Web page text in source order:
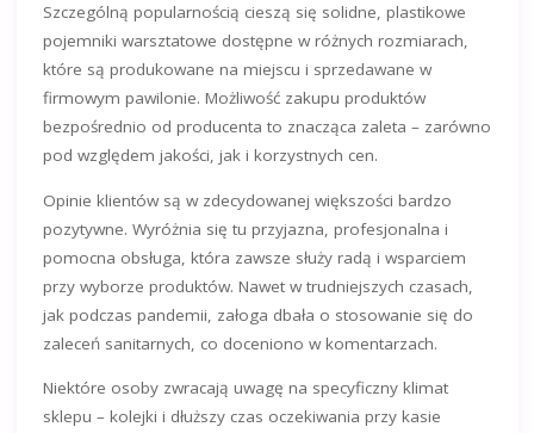
Szczególną popularnością cieszą się solidne, plastikowe
pojemniki warsztatowe dostępne w różnych rozmiarach,
które są produkowane na miejscu i sprzedawane w
firmowym pawilonie. Możliwość zakupu produktów
bezpośrednio od producenta to znacząca zaleta – zarówno
pod względem jakości, jak i korzystnych cen.
Opinie klientów są w zdecydowanej większości bardzo
pozytywne. Wyróżnia się tu przyjazna, profesjonalna i
pomocna obsługa, która zawsze służy radą i wsparciem
przy wyborze produktów. Nawet w trudniejszych czasach,
jak podczas pandemii, załoga dbała o stosowanie się do
zaleceń sanitarnych, co doceniono w komentarzach.
Niektóre osoby zwracają uwagę na specyficzny klimat
sklepu – kolejki i dłuższy czas oczekiwania przy kasie